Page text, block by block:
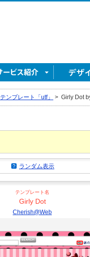
ンプレート「utf」 > Girly Dot
ランダム表示
テンプレート名
Girly Dot
Cherish@Web